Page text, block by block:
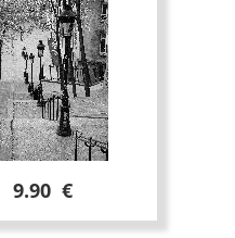
9.90 €